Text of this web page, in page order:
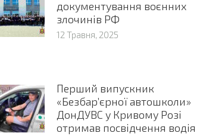
документування воєнних
злочинів РФ
12 Травня, 2025
Перший випускник
«Безбар’єрної автошколи»
ДонДУВС у Кривому Розі
отримав посвідчення водія